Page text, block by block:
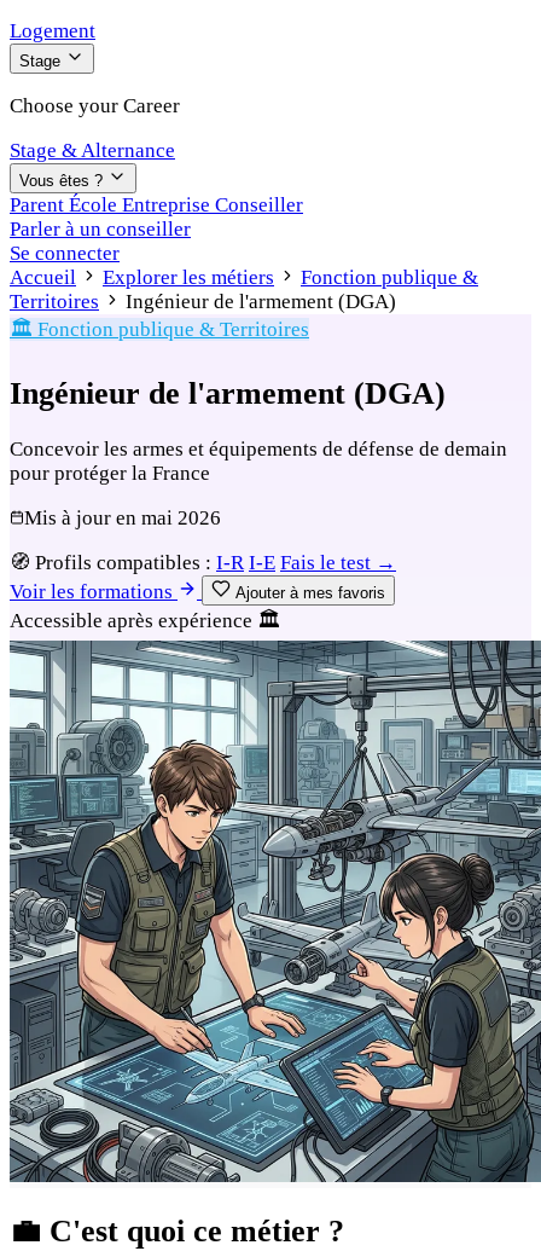
Logement
Stage
Choose your Career
Stage & Alternance
Vous êtes ?
Parent École Entreprise Conseiller
Parler à un conseiller
Se connecter
Accueil
Explorer les métiers
Fonction publique &
Territoires
Ingénieur de l'armement (DGA)
🏛️ Fonction publique & Territoires
Ingénieur de l'armement (DGA)
Concevoir les armes et équipements de défense de demain
pour protéger la France
Mis à jour en mai 2026
🧭 Profils compatibles : I-R I-E Fais le test →
Voir les formations
Ajouter à mes favoris
Accessible après expérience 🏛️
💼 C'est quoi ce métier ?